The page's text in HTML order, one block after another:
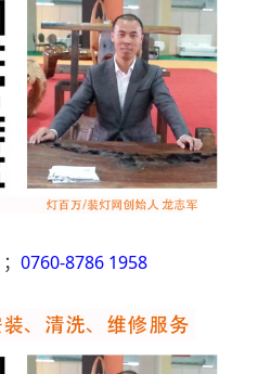
； 0760-8786 1958